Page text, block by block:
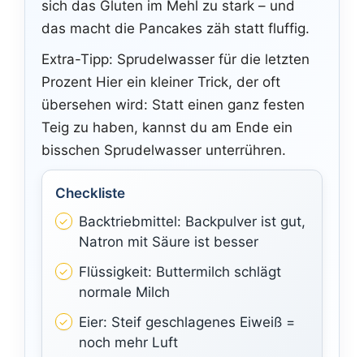
sich das Gluten im Mehl zu stark – und
das macht die Pancakes zäh statt fluffig.
Extra-Tipp: Sprudelwasser für die letzten
Prozent Hier ein kleiner Trick, der oft
übersehen wird: Statt einen ganz festen
Teig zu haben, kannst du am Ende ein
bisschen Sprudelwasser unterrühren.
Checkliste
Backtriebmittel: Backpulver ist gut,
Natron mit Säure ist besser
Flüssigkeit: Buttermilch schlägt
normale Milch
Eier: Steif geschlagenes Eiweiß =
noch mehr Luft